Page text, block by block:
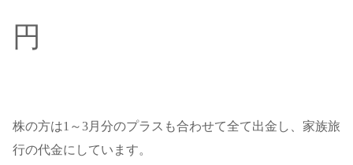
円
株の方は1～3月分のプラスも合わせて全て出金し、家族旅
行の代金にしています。